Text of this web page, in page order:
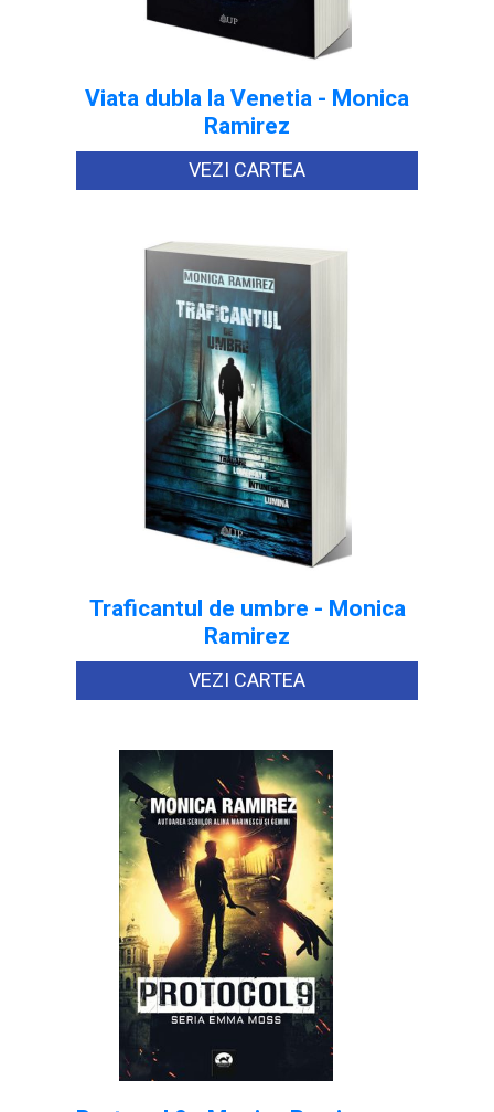
Viata dubla la Venetia - Monica
Ramirez
VEZI CARTEA
Traficantul de umbre - Monica
Ramirez
VEZI CARTEA